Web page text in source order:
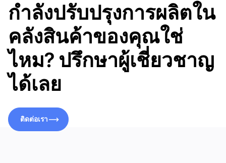
กำลังปรับปรุงการผลิตใน
คลังสินค้าของคุณใช่
ไหม? ปรึกษาผู้เชี่ยวชาญ
ได้เลย
ติดต่อเรา